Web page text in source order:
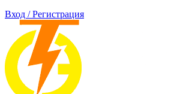
Вход / Регистрация